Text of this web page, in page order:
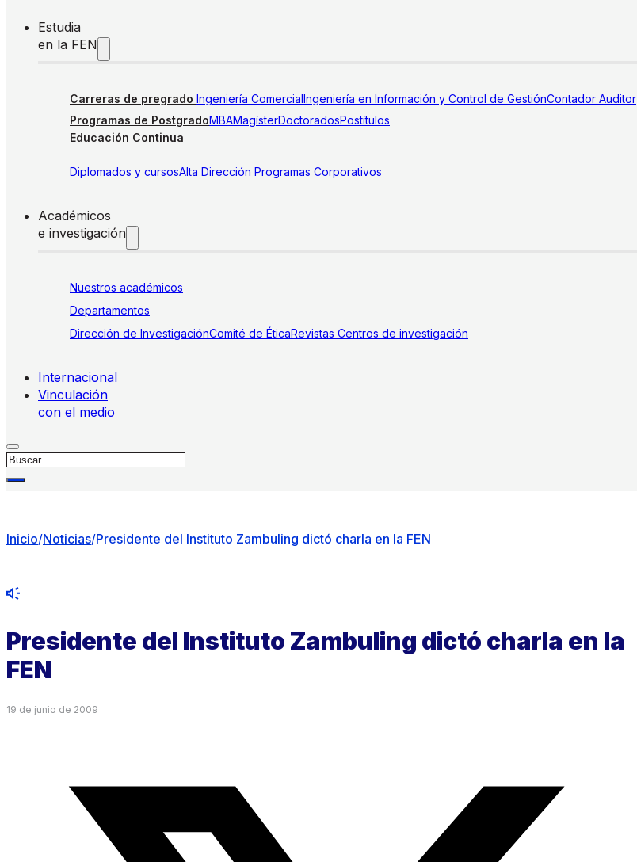
Estudia
en la FEN
Carreras de pregrado Ingeniería ComercialIngeniería en Información y Control de GestiónContador Auditor
Programas de PostgradoMBAMagísterDoctoradosPostítulos
Educación Continua
Diplomados y cursosAlta Dirección Programas Corporativos
Académicos
e investigación
Nuestros académicos
Departamentos
Dirección de InvestigaciónComité de ÉticaRevistas Centros de investigación
Internacional
Vinculación
con el medio
Buscar
Inicio/Noticias/Presidente del Instituto Zambuling dictó charla en la FEN
Presidente del Instituto Zambuling dictó charla en la
FEN
19 de junio de 2009